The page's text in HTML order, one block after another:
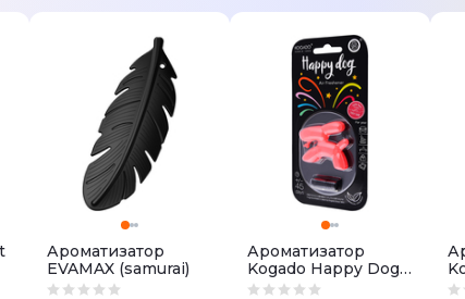
Ароматизатор
EVAMAX (samurai)
Ароматизатор
Kogado Happy Dog
(lucky fairy)